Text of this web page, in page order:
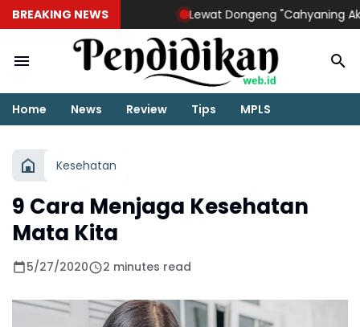
BREAKING NEWS Lewat Dongeng "Cahyaning
Home News Review Tips MPLS
Kesehatan
9 Cara Menjaga Kesehatan
Mata Kita
5/27/2020 2 minutes read